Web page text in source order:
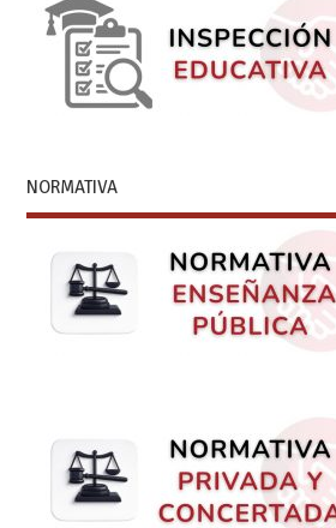
NORMATIVA